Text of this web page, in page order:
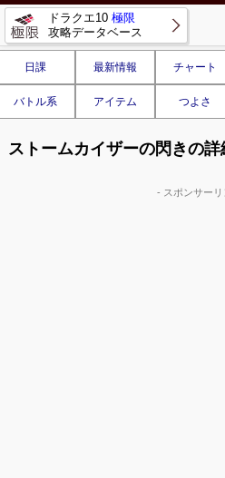
ドラクエ10 極限
攻略データベース
日課 最新情報 チャート
バトル系 アイテム つよさ
ストームカイザーの閃きの
- スポンサーリ